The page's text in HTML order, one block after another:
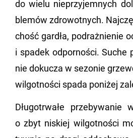
do wielu nie­przy­jem­nych
ble­mów zdro­wot­nych.
chość gar­dła, po­draż­nie­nie
i spa­dek od­por­no­ści.
nie do­ku­cza w se­zo­nie
wil­got­no­ści spada po­ni­żej
Dłu­go­trwa­łe prze­by­wa­nie
o zbyt ni­skiej wil­got­no­ści